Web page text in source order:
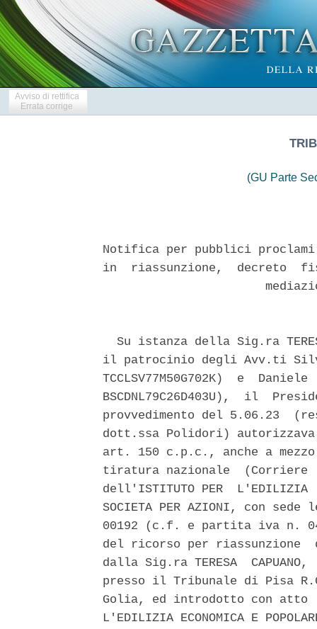
Avviso di rettifica
Errata corrige
(GU Parte
Notifica per pubblici
in  riassunzione,  decreto
Su istanza della Sig.ra
il patrocinio degli Avv.ti
TCCLSV77M50G702K)  e
BSCDNL79C26D403U),  il
provvedimento del 5.06.23
dott.ssa Polidori)
art. 150 c.p.c., anche a
tiratura nazionale
dell'ISTITUTO PER  L'EDILIZIA
SOCIETA PER AZIONI, con
00192 (c.f. e partita iva n.
del ricorso per riassunzione
dalla Sig.ra TERESA
presso il Tribunale di Pisa
Golia, ed introdotto con atto
L'EDILIZIA ECONOMICA E